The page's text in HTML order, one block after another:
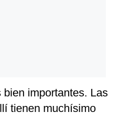
importantes. Las
tienen muchísimo